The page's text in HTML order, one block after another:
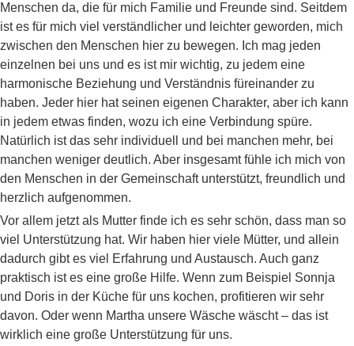
Menschen da, die für mich Familie und Freunde sind. Seitdem
ist es für mich viel verständlicher und leichter geworden, mich
zwischen den Menschen hier zu bewegen. Ich mag jeden
einzelnen bei uns und es ist mir wichtig, zu jedem eine
harmonische Beziehung und Verständnis füreinander zu
haben. Jeder hier hat seinen eigenen Charakter, aber ich kann
in jedem etwas finden, wozu ich eine Verbindung spüre.
Natürlich ist das sehr individuell und bei manchen mehr, bei
manchen weniger deutlich. Aber insgesamt fühle ich mich von
den Menschen in der Gemeinschaft unterstützt, freundlich und
herzlich aufgenommen.
Vor allem jetzt als Mutter finde ich es sehr schön, dass man so
viel Unterstützung hat. Wir haben hier viele Mütter, und allein
dadurch gibt es viel Erfahrung und Austausch. Auch ganz
praktisch ist es eine große Hilfe. Wenn zum Beispiel Sonnja
und Doris in der Küche für uns kochen, profitieren wir sehr
davon. Oder wenn Martha unsere Wäsche wäscht – das ist
wirklich eine große Unterstützung für uns.